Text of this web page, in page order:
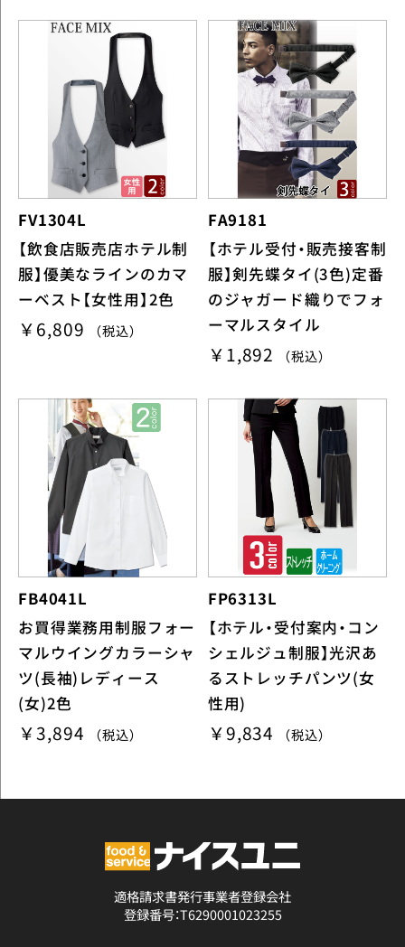
FV1304L
【飲食店販売店ホテル制
服】優美なラインのカマ
ーベスト【女性用】2色
￥6,809 （税込）
FA9181
【ホテル受付・販売接客制
服】剣先蝶タイ(3色)定番
のジャガード織りでフォ
ーマルスタイル
￥1,892 （税込）
FB4041L
お買得業務用制服フォー
マルウイングカラーシャ
ツ(長袖)レディース
(女)2色
￥3,894 （税込）
FP6313L
【ホテル・受付案内・コン
シェルジュ制服】光沢あ
るストレッチパンツ(女
性用)
￥9,834 （税込）
適格請求書発行事業者登録会社
登録番号：T6290001023255